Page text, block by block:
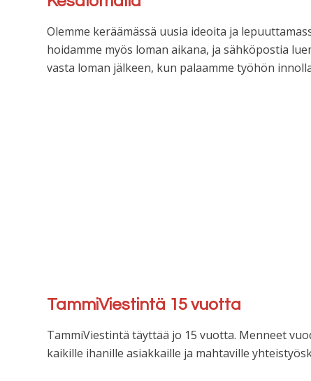
Olemme keräämässä uusia ideoita ja
hoidamme myös loman aikana, ja sähköpostia
vasta loman jälkeen, kun palaamme työhön
TammiViestintä 15 vuotta
TammiViestintä täyttää jo 15 vuotta. Menneet
kaikille ihanille asiakkaille ja mahtaville